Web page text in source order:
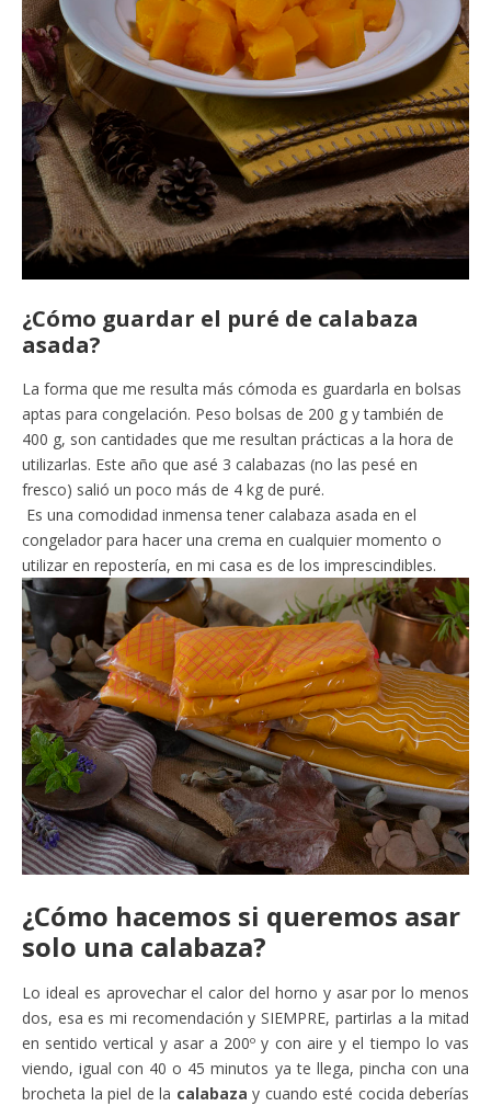
¿Cómo guardar el puré de calabaza
asada?
La forma que me resulta más cómoda es guardarla en bolsas
aptas para congelación. Peso bolsas de 200 g y también de
400 g, son cantidades que me resultan prácticas a la hora de
utilizarlas. Este año que asé 3 calabazas (no las pesé en
fresco) salió un poco más de 4 kg de puré.
Es una comodidad inmensa tener calabaza asada en el
congelador para hacer una crema en cualquier momento o
utilizar en repostería, en mi casa es de los imprescindibles.
¿Cómo hacemos si queremos asar
solo una calabaza?
Lo ideal es aprovechar el calor del horno y asar por lo menos
dos, esa es mi recomendación y SIEMPRE, partirlas a la mitad
en sentido vertical y asar a 200º y con aire y el tiempo lo vas
viendo, igual con 40 o 45 minutos ya te llega, pincha con una
brocheta la piel de la calabaza y cuando esté cocida deberías